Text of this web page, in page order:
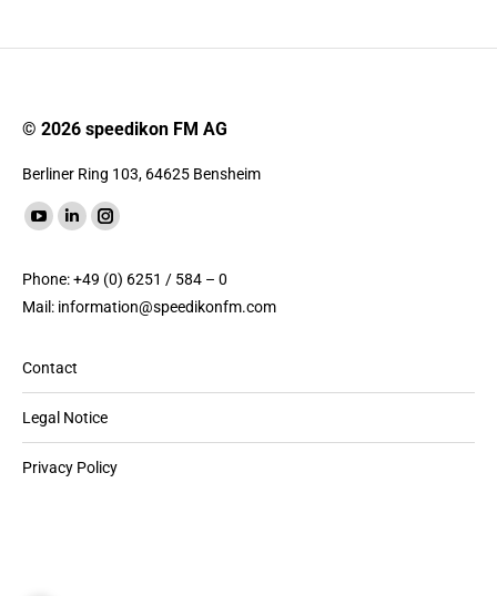
© 2026 speedikon FM AG
Berliner Ring 103, 64625 Bensheim
Find us on:
YouTube
opens
in
window
Linkedin
opens
in
window
Instagram
opens
in
Phone: +49 (0) 6251 / 584 – 0
Mail: information@speedikonfm.com
Contact
Legal Notice
Privacy Policy